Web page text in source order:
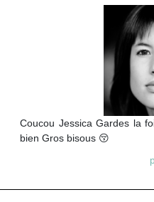
Coucou Jessica Gardes la
bien Gros bisous 😚